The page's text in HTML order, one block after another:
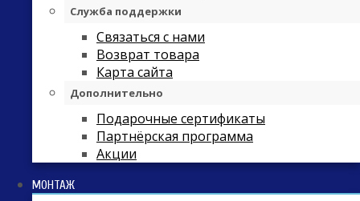
Служба поддержки
Связаться с нами
Возврат товара
Карта сайта
Дополнительно
Подарочные сертификаты
Партнёрская программа
Акции
МОНТАЖ